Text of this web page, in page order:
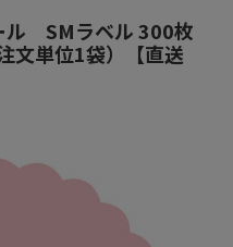
ル SMラベル 300枚
文単位1袋）【直送